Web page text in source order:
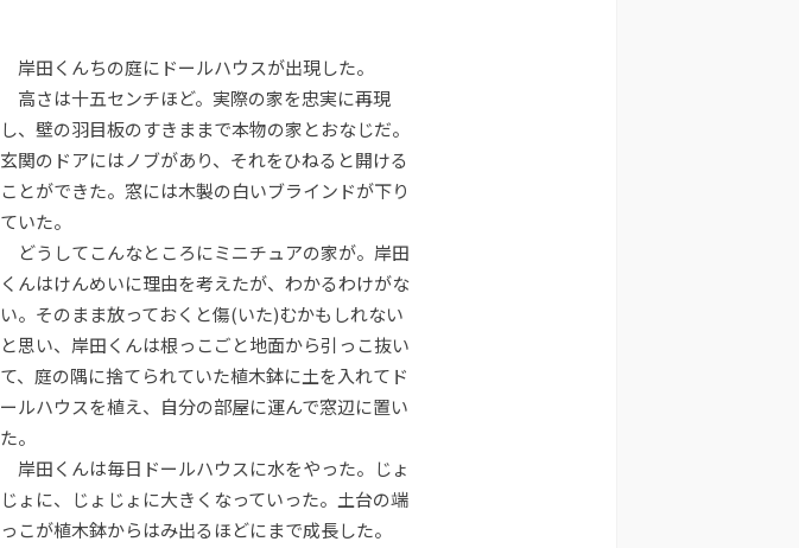
に
は
上
下
印
ー
を
使
っ
て
く
だ
い。
岸田くんちの庭にドールハウスが出現した。
高さは十五センチほど。実際の家を忠実に再現
し、壁の羽目板のすきままで本物の家とおなじだ。
玄関のドアにはノブがあり、それをひねると開ける
ことができた。窓には木製の白いブラインドが下り
ていた。
どうしてこんなところにミニチュアの家が。岸田
くんはけんめいに理由を考えたが、わかるわけがな
い。そのまま放っておくと傷(いた)むかもしれない
と思い、岸田くんは根っこごと地面から引っこ抜い
て、庭の隅に捨てられていた植木鉢に土を入れてド
ールハウスを植え、自分の部屋に運んで窓辺に置い
た。
岸田くんは毎日ドールハウスに水をやった。じょ
じょに、じょじょに大きくなっていった。土台の端
っこが植木鉢からはみ出るほどにまで成長した。